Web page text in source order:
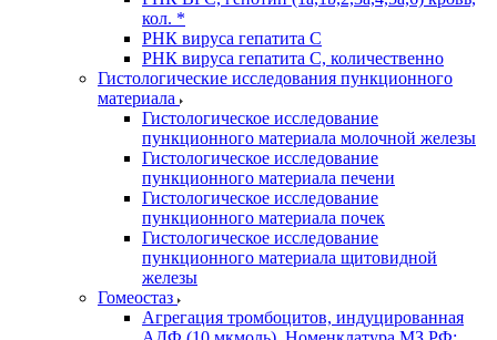
кол. *
РНК вируса гепатита C
РНК вируса гепатита C, количественно
Гистологические исследования пункционного
материала
Гистологическое исследование
пункционного материала молочной железы
Гистологическое исследование
пункционного материала печени
Гистологическое исследование
пункционного материала почек
Гистологическое исследование
пункционного материала щитовидной
железы
Гомеостаз
Агрегация тромбоцитов, индуцированная